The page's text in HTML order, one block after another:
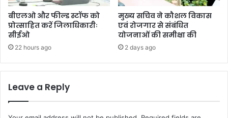
बीएलओ और फील्ड स्टॉफ को
प्रोत्साहित करें जिलाधिकारीः
सीईओ
22 hours ago
मुख्य सचिव ने कौशल विकास
एवं रोजगार से संबंधित
योजनाओं की समीक्षा की
2 days ago
Leave a Reply